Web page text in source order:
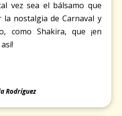
vez sea el bálsamo que
la nostalgia de Carnaval y
como Shakira, que ¡en
Rodríguez